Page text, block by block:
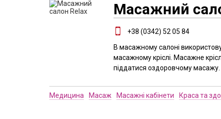
Масажний
+38 (0342) 52 05 84
В масажному салоні
масажному кріслі. Масажне
піддатися оздоровчому масажу.
Медицина Масаж Масажні кабінети Краса та